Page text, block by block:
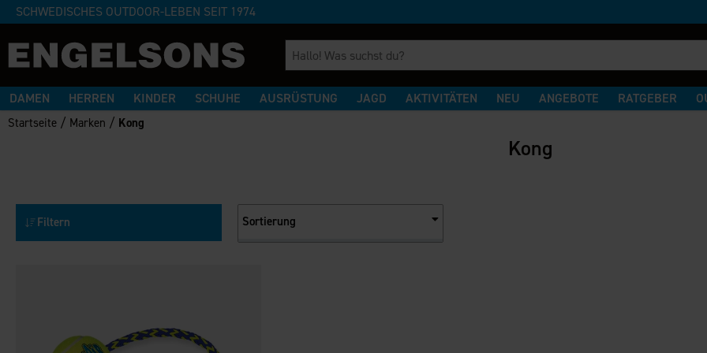
SCHWEDISCHES OUTDOOR-LEBEN SEIT 1974
DAMEN HERREN KINDER SCHUHE AUSRÜSTUNG JAGD AKTIVITÄTEN NEU ANGEBOTE RATGEBER
Startseite / Marken / Kong
Kong
Filtern Sortierung